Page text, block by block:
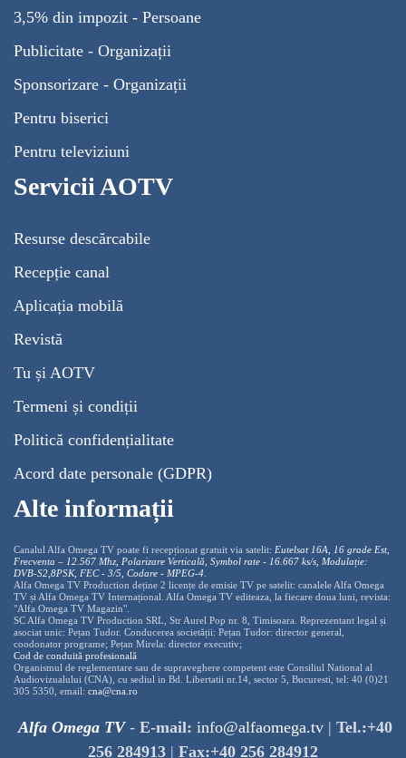
3,5% din impozit - Persoane
Publicitate - Organizații
Sponsorizare - Organizații
Pentru biserici
Pentru televiziuni
Servicii AOTV
Resurse descărcabile
Recepție canal
Aplicația mobilă
Revistă
Tu și AOTV
Termeni și condiții
Politică confidențialitate
Acord date personale (GDPR)
Alte informații
Canalul Alfa Omega TV poate fi recepționat gratuit via satelit: Eutelsat 16A, 16 grade Est,
Frecventa – 12.567 Mhz, Polarizare Verticală, Symbol rate - 16.667 ks/s, Modulație:
DVB-S2,8PSK, FEC - 3/5, Codare - MPEG-4
Alfa Omega TV Production deține 2 licențe de emisie TV pe satelit: canalele Alfa Omega
TV și Alfa Omega TV Internațional. Alfa Omega TV editeaza, la fiecare doua luni, revista:
"Alfa Omega TV Magazin".
SC Alfa Omega TV Production SRL, Str Aurel Pop nr. 8, Timisoara. Reprezentant legal și
asociat unic: Pețan Tudor. Conducerea societății: Pețan Tudor: director general,
coodonator programe; Pețan Mirela: director executiv;
Cod de conduită profesională
Organismul de reglementare sau de supraveghere competent este Consiliul National al
Audiovizualului (CNA), cu sediul in Bd. Libertatii nr.14, sector 5, Bucuresti, tel: 40 (0)21
305 5350, email: cna@cna.ro
Alfa Omega TV- E-mail: info@alfaomega.tv | Tel.:+40
256 284913 | Fax:+40 256 284912